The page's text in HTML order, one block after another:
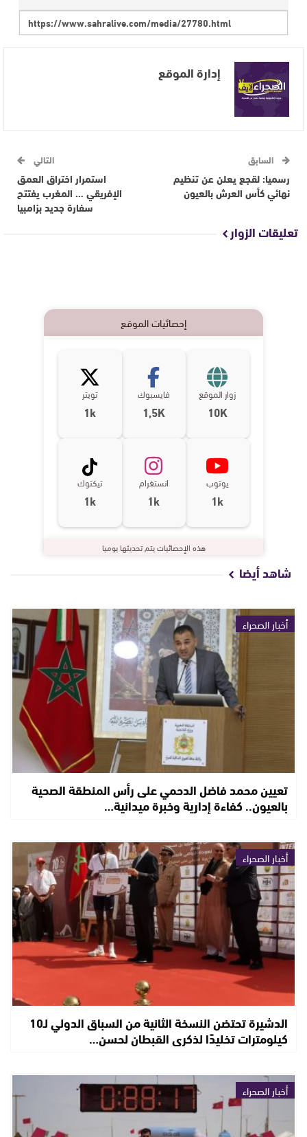
إدارة الموقع
السابق
رسميا: لقجع يعلن عن تنظيم
نهائي كأس العرش بالعيون
التالي
استمرار اختراق العمق
الإفريقي … المغرب يفتتح
سفارة جديد بزامبيا
تعليقات الزوار
إحصائيات الموقع
زوار الموقع
10K
فايسبوك
1,5K
تويتر
1k
يوتوب
1k
انستغرام
1k
تيكتوك
1k
هذه الإحصائيات يتم تحديثها يوميا
شاهد أيضا
أخبار الصحراء
تعيين محمد فاضل الدحمي على رأس المنطقة الصحية
بالعيون.. كفاءة إدارية وخبرة ميدانية…
أخبار الصحراء
الدشيرة تحتضن النسخة الثانية من السباق الدولي لـ10
كيلومترات تخليدًا لذكرى القبطان لحسن…
أخبار الصحراء